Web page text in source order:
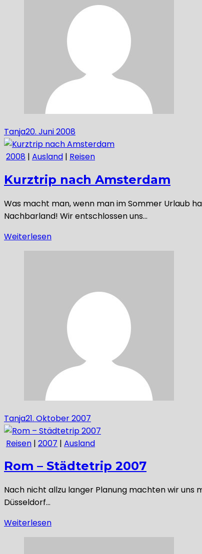
Tanja20. Juni 2008
2008 | Ausland | Reisen
Kurztrip nach Amsterdam
Was macht man, wenn man im Sommer Urlaub
Nachbarland! Wir entschlossen uns…
Weiterlesen
Tanja21. Oktober 2007
Reisen | 2007 | Ausland
Rom – Städtetrip 2007
Nach nicht allzu langer Planung machten wir uns
Düsseldorf…
Weiterlesen